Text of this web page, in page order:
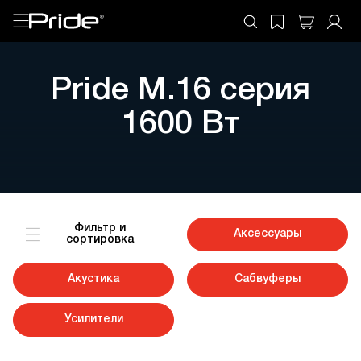
Pride M.16 серия
1600 Вт
Фильтр и
сортировка
Аксессуары
Акустика Сабвуферы
Усилители